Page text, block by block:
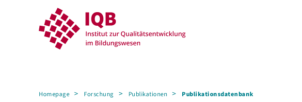
Homepage Forschung Publikationen Publikations­­datenbank